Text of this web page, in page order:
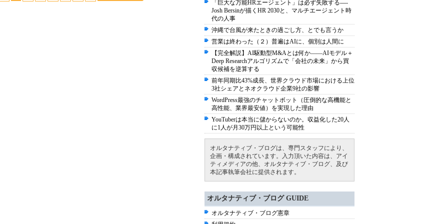
「巨大な万能HRエージェント」は必ず失敗する----
Josh Bersinが描くHR 2030と、マルチエージェント時
代の人事
沖縄で台風が来たときの過ごし方、とでも言うか
営業は終わった（２）普遍はAIに、個別は人間に
【完全解説】AI駆動型M&Aとは何か――AIモデル＋
Deep Researchアルゴリズムで「会社の未来」から買
収候補を逆算する
前年同期比43%成長、世界クラウド市場における上位
3社シェアとネオクラウド企業9社の影響
WordPress最強のチャットボット（圧倒的な高機能と
高性能、業界最安値）を実現した理由
YouTuberは本当に儲からないのか。収益化した20人
に1人が月30万円以上という可能性
オルタナティブ・ブログは、専門スタッフにより、
企画・構成されています。入力頂いた内容は、アイ
ティメディアの他、オルタナティブ・ブログ、及び
本記事執筆会社に提供されます。
オルタナティブ・ブログ GUIDE
オルタナティブ・ブログ憲章